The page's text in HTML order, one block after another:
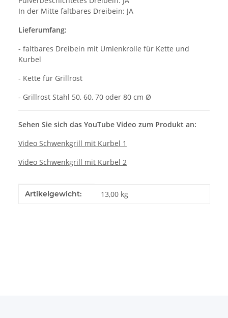
In der Mitte faltbares Dreibein: JA
Lieferumfang:
- faltbares Dreibein mit Umlenkrolle für Kette und
Kurbel
- Kette für Grillrost
- Grillrost Stahl 50, 60, 70 oder 80 cm Ø
Sehen Sie sich das YouTube Video zum Produkt an:
Video Schwenkgrill mit Kurbel 1
Video Schwenkgrill mit Kurbel 2
Produkteigenschaft
Wert
Artikelgewicht: 13,00 kg